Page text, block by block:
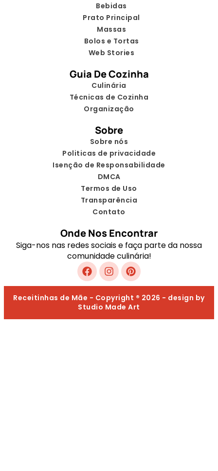
Bebidas
Prato Principal
Massas
Bolos e Tortas
Web Stories
Guia De Cozinha
Culinária
Técnicas de Cozinha
Organização
Sobre
Sobre nós
Politicas de privacidade
Isenção de Responsabilidade
DMCA
Termos de Uso
Transparência
Contato
Onde Nos Encontrar
Siga-nos nas redes sociais e faça parte da nossa
comunidade culinária!
Receitinhas de Mãe - Copyright ® 2026 - design by
Studio Made Art